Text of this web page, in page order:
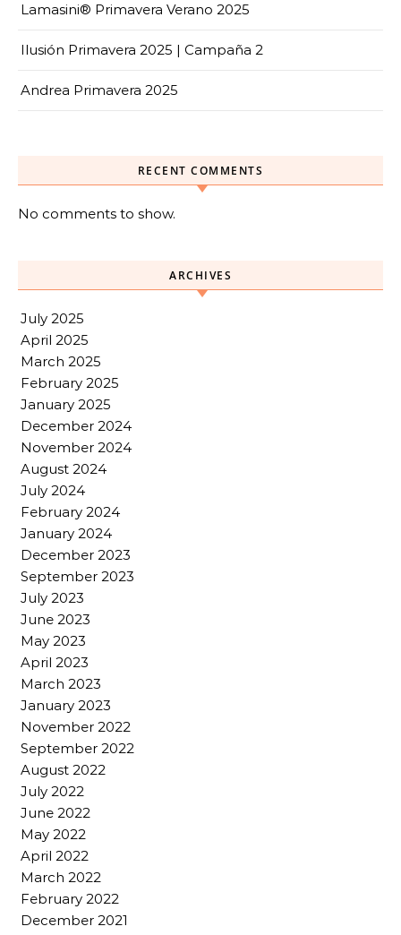
Lamasini® Primavera Verano 2025
Ilusión Primavera 2025 | Campaña 2
Andrea Primavera 2025
RECENT COMMENTS
No comments to show.
ARCHIVES
July 2025
April 2025
March 2025
February 2025
January 2025
December 2024
November 2024
August 2024
July 2024
February 2024
January 2024
December 2023
September 2023
July 2023
June 2023
May 2023
April 2023
March 2023
January 2023
November 2022
September 2022
August 2022
July 2022
June 2022
May 2022
April 2022
March 2022
February 2022
December 2021